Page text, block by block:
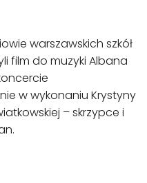
warszawskich szkół
film do muzyki Albana
w wykonaniu Krystyny
– skrzypce i